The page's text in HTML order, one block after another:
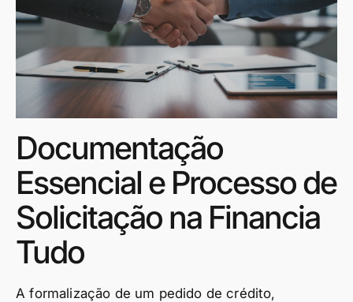
Documentação
Essencial e Processo de
Solicitação na Financia
Tudo
A formalização de um pedido de crédito,